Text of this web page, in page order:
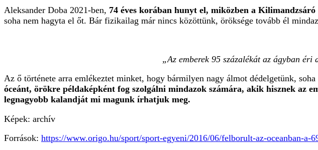
Aleksander Doba 2021-ben, 74 éves korában hunyt el, miközben a Kilimandzsáró
soha nem hagyta el őt. Bár fizikailag már nincs közöttünk, öröksége tovább él
„Az emberek 95 százalékát az ágyban
Az ő története arra emlékeztet minket, hogy bármilyen nagy álmot dédelgetünk, soha
óceánt, örökre példaképként fog szolgálni mindazok számára, akik hisznek az
legnagyobb kalandját mi magunk írhatjuk meg.
Képek: archív
Források: https://www.origo.hu/sport/sport-egyeni/2016/06/felborult-az-oceanban-a-